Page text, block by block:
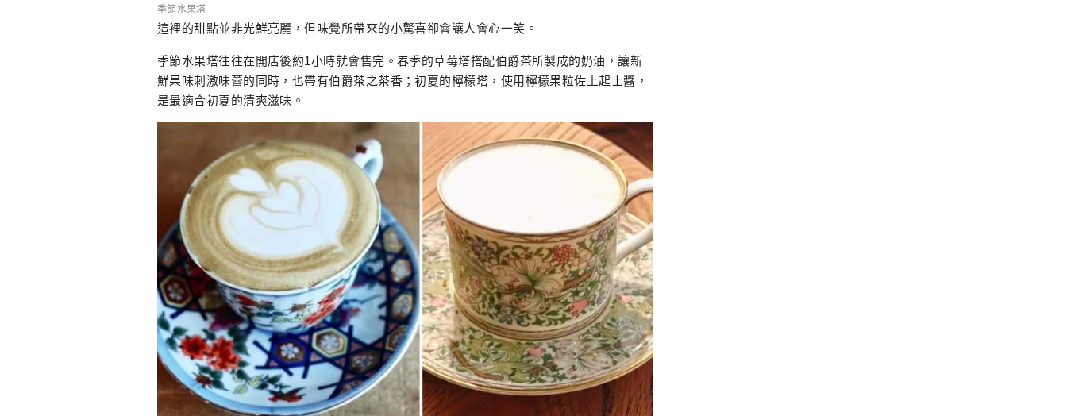
季節水果塔
這裡的甜點並非光鮮亮麗，但味覺所帶來的小驚喜卻會讓人會心一笑。
季節水果塔往往在開店後約1小時就會售完。春季的草莓塔搭配伯爵茶所製成的奶油，讓新
鮮果味刺激味蕾的同時，也帶有伯爵茶之茶香；初夏的檸檬塔，使用檸檬果粒佐上起士醬，
是最適合初夏的清爽滋味。